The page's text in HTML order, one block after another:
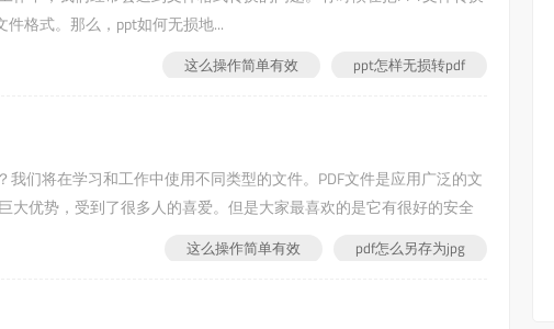
格式。那么，ppt如何无损地...
ppt怎样无损转pdf
这么操作简单有效
们将在学习和工作中使用不同类型的文件。PDF文件是应用广泛的文
优势，受到了很多人的喜爱。但是大家最喜欢的是它有很好的安全
pdf怎么另存为jpg
这么操作简单有效